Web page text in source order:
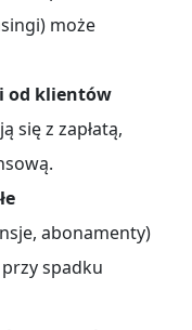
może
od klientów
się z zapłatą,
abonamenty)
spadku